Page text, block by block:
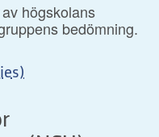
högskolans
bedömning.